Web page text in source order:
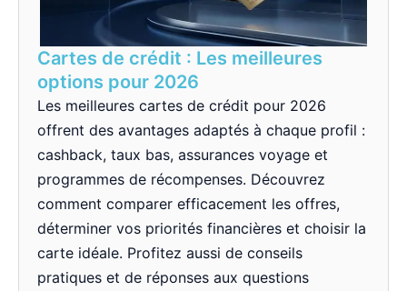
Cartes de crédit : Les meilleures
options pour 2026
Les meilleures cartes de crédit pour 2026
offrent des avantages adaptés à chaque profil :
cashback, taux bas, assurances voyage et
programmes de récompenses. Découvrez
comment comparer efficacement les offres,
déterminer vos priorités financières et choisir la
carte idéale. Profitez aussi de conseils
pratiques et de réponses aux questions